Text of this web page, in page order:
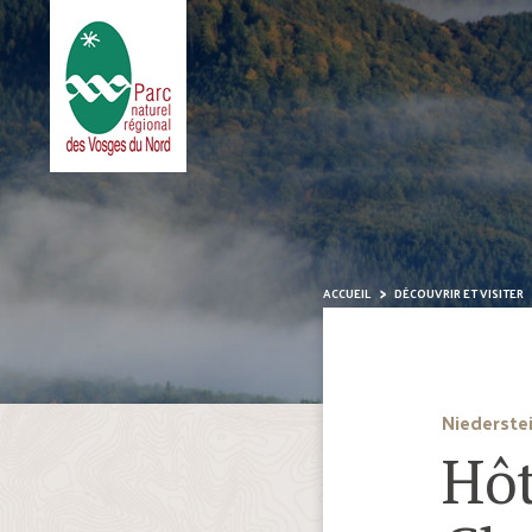
ACCUEIL DÉCOUVRIR ET VISITER